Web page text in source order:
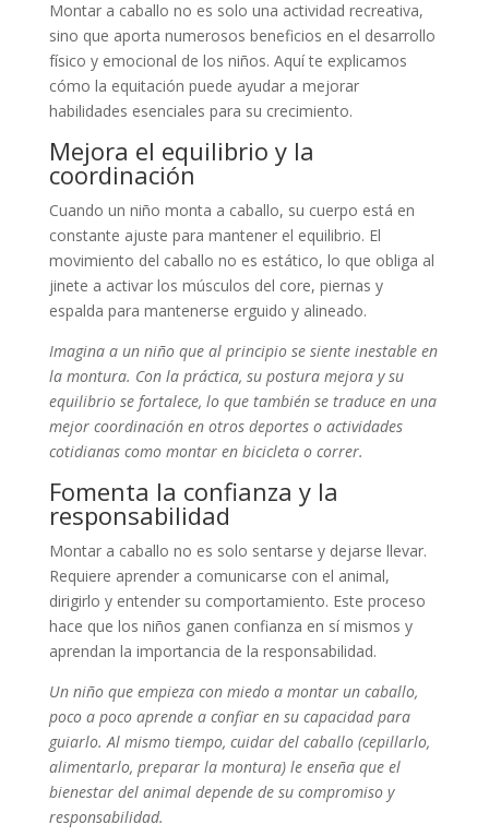
Montar a caballo no es solo una actividad recreativa,
sino que aporta numerosos beneficios en el desarrollo
físico y emocional de los niños. Aquí te explicamos
cómo la equitación puede ayudar a mejorar
habilidades esenciales para su crecimiento.
Mejora el equilibrio y la
coordinación
Cuando un niño monta a caballo, su cuerpo está en
constante ajuste para mantener el equilibrio. El
movimiento del caballo no es estático, lo que obliga al
jinete a activar los músculos del core, piernas y
espalda para mantenerse erguido y alineado.
Imagina a un niño que al principio se siente inestable en
la montura. Con la práctica, su postura mejora y su
equilibrio se fortalece, lo que también se traduce en una
mejor coordinación en otros deportes o actividades
cotidianas como montar en bicicleta o correr.
Fomenta la confianza y la
responsabilidad
Montar a caballo no es solo sentarse y dejarse llevar.
Requiere aprender a comunicarse con el animal,
dirigirlo y entender su comportamiento. Este proceso
hace que los niños ganen confianza en sí mismos y
aprendan la importancia de la responsabilidad.
Un niño que empieza con miedo a montar un caballo,
poco a poco aprende a confiar en su capacidad para
guiarlo. Al mismo tiempo, cuidar del caballo (cepillarlo,
alimentarlo, preparar la montura) le enseña que el
bienestar del animal depende de su compromiso y
responsabilidad.